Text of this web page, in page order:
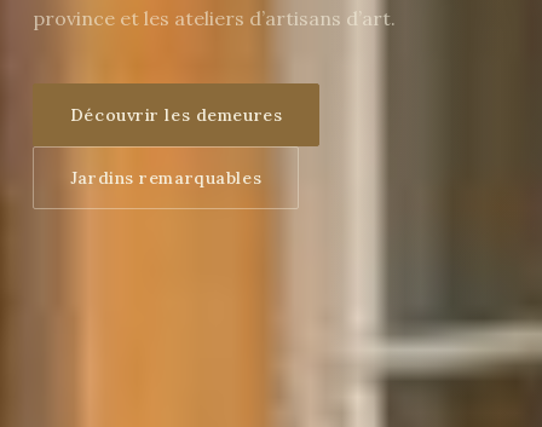
province et les ateliers d’artisans d’art.
Découvrir les demeures
Jardins remarquables